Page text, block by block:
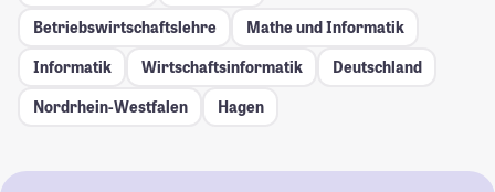
Betriebswirtschaftslehre
Mathe und Informatik
Informatik
Wirtschaftsinformatik
Deutschland
Nordrhein-Westfalen
Hagen